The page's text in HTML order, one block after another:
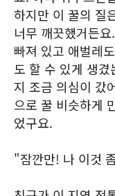
하지만 이 꿀의 질
너무 깨끗했거든
빠져 있고 애벌레
도 할 수 있게 생
지 조금 의심이 갔
으로 꿀 비슷하게
었구요.
"잠깐만! 나 이것